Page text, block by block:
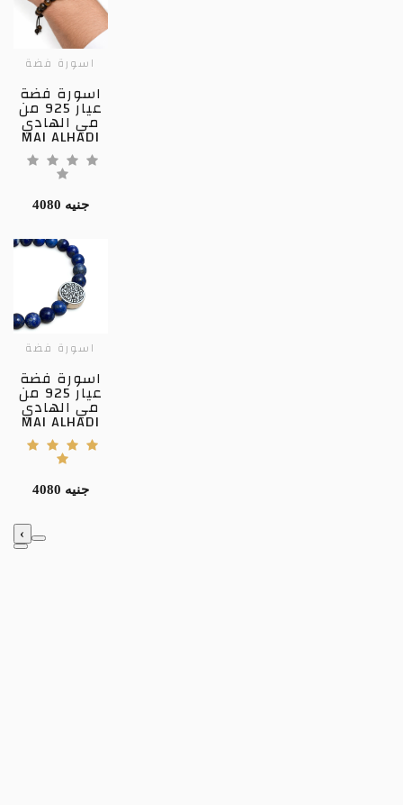
اسورة فضة
اسورة فضة
عيار 925 من
مي الهادي
MAI ALHADI
4080 جنيه
اسورة فضة
اسورة فضة
عيار 925 من
مي الهادي
MAI ALHADI
4080 جنيه
‹